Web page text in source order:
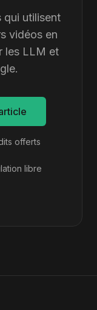
qui utilisent
vidéos en
les LLM et
offerts
libre